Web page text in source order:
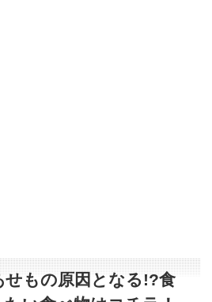
せもの原因となる!?食